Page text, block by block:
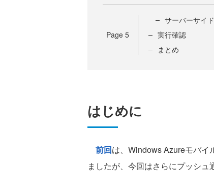
Page 5
サーバーサイ
実行確認
まとめ
はじめに
前回は、Windows Azureモバイ
ましたが、今回はさらにプッシュ